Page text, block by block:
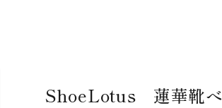
ShoeLotus 蓮華靴